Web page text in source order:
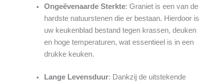
Ongeëvenaarde Sterkte: Graniet is een van de
hardste natuurstenen die er bestaan. Hierdoor is
uw keukenblad bestand tegen krassen, deuken
en hoge temperaturen, wat essentieel is in een
drukke keuken.
Lange Levensduur: Dankzij de uitstekende